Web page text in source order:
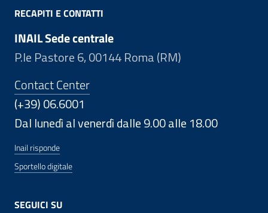
RECAPITI E CONTATTI
INAIL Sede centrale
P.le Pastore 6, 00144 Roma (RM)
Contact Center
(+39) 06.6001
Dal lunedì al venerdì dalle 9.00 alle 18.00
Inail risponde
Sportello digitale
SEGUICI SU